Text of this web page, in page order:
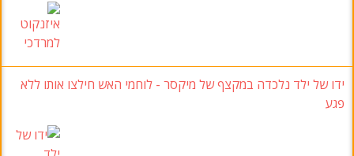
ידו של ילד נלכדה במקצף של מיקסר - לוחמי האש חילצו אותו ללא
פגע